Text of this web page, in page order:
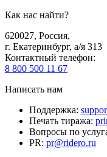
Как нас найти?
620027, Россия,
г. Екатеринбург, а/я 313
Контактный телефон:
8 800 500 11 67
Написать нам
Поддержка:
Печать тиража:
Вопросы по
PR: pr@ridero.ru